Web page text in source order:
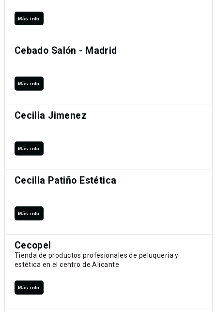
Más info
Cebado Salón - Madrid
Más info
Cecilia Jimenez
Más info
Cecilia Patiño Estética
Más info
Cecopel
Tienda de productos profesionales de peluquería y
estética en el centro de Alicante
Más info